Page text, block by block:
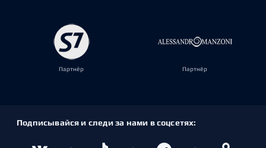
Партнёр Партнёр
Подписывайся и следи за нами в соцсетях: